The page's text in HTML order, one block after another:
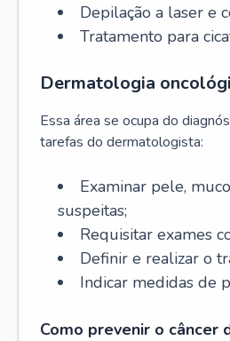
Depilação a laser e
Tratamento para
Dermatologia
Essa área se ocupa do
tarefas do dermatologista:
Examinar pele,
suspeitas;
Requisitar exames
Definir e realizar o
Indicar medidas de
Como prevenir o câncer